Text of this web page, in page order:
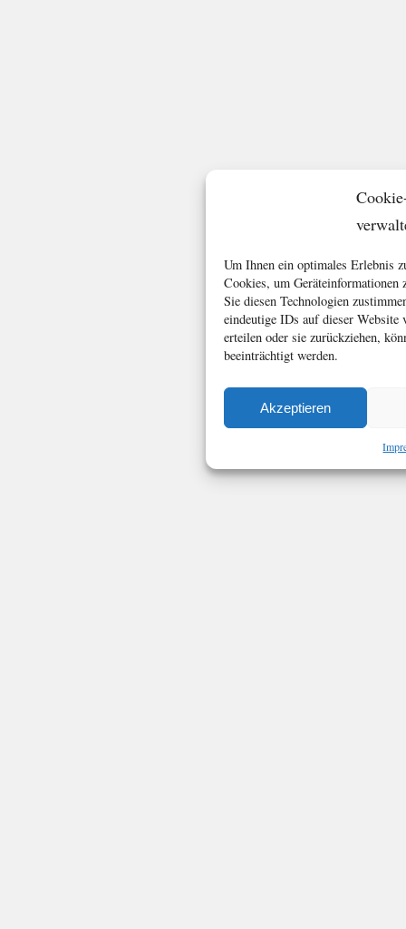
Um Ihnen ein optimales Erlebnis
Cookies, um Geräteinformationen
Sie diesen Technologien
eindeutige IDs auf dieser
erteilen oder sie zurückziehen,
beeinträchtigt werden.
Akzeptieren